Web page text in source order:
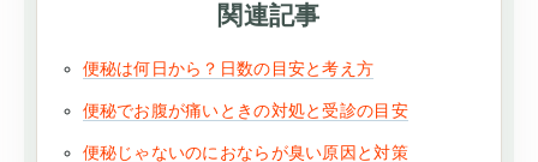
関連記事
便秘は何日から？日数の目安と考え方
便秘でお腹が痛いときの対処と受診の目安
便秘じゃないのにおならが臭い原因と対策